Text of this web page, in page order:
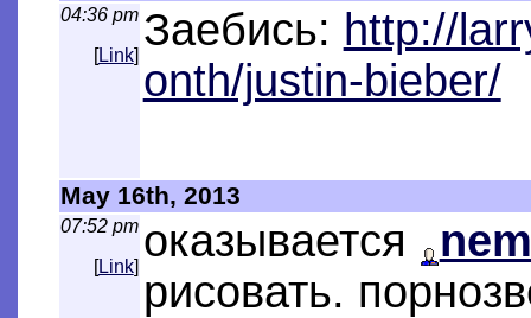
04:36 pm
[Link]
Заебись: http://
onth/justin-bieber/
May 16th, 2013
07:52 pm
[Link]
оказывается
рисовать.